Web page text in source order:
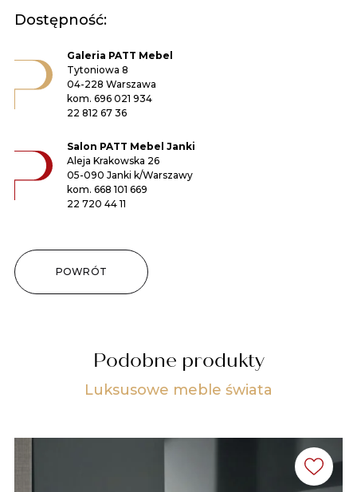
Dostępność:
Galeria PATT Mebel
Tytoniowa 8
04-228 Warszawa
kom. 696 021 934
22 812 67 36
Salon PATT Mebel Janki
Aleja Krakowska 26
05-090 Janki k/Warszawy
kom. 668 101 669
22 720 44 11
POWRÓT
Podobne produkty
Luksusowe meble świata